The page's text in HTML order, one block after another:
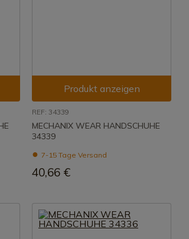
Produkt anzeigen
REF: 34339
MECHANIX WEAR HANDSCHUHE
34339
7-15 Tage Versand
40,66 €